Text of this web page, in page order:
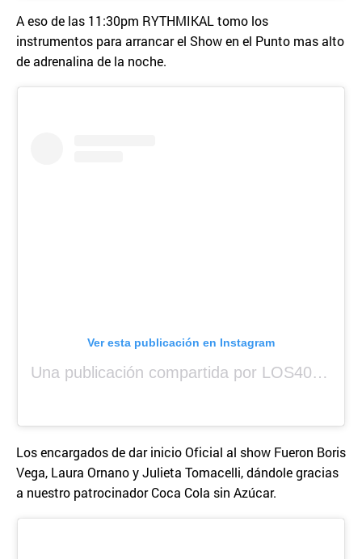
A eso de las 11:30pm RYTHMIKAL tomo los
instrumentos para arrancar el Show en el Punto mas alto
de adrenalina de la noche.
Ver esta publicación en Instagram
Una publicación compartida por LOS40 Panamá (@los40panama)
Los encargados de dar inicio Oficial al show Fueron Boris
Vega, Laura Ornano y Julieta Tomacelli, dándole gracias
a nuestro patrocinador Coca Cola sin Azúcar.